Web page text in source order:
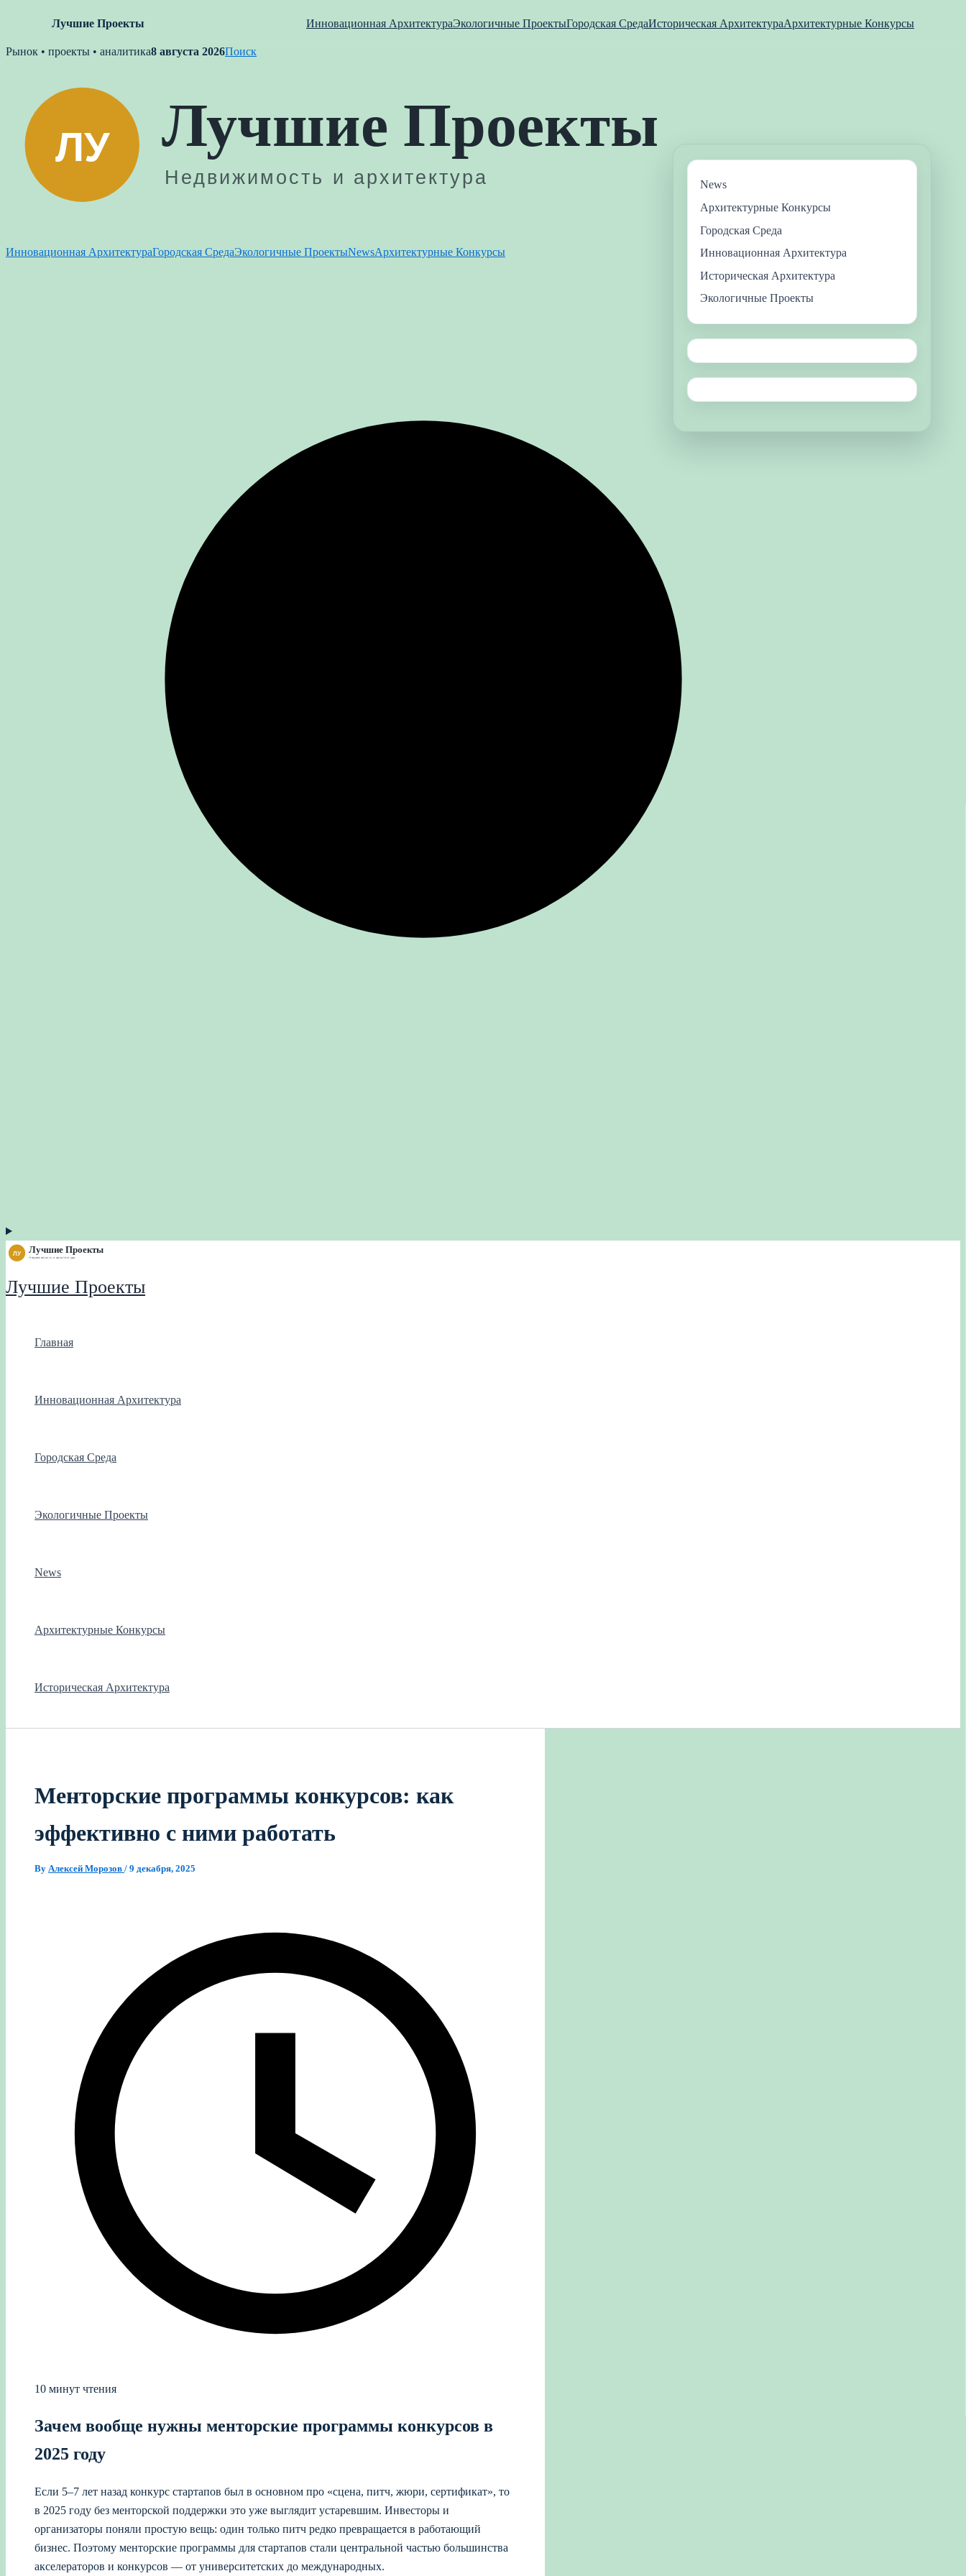
Лучшие Проекты Инновационная АрхитектураЭкологичные ПроектыГородская СредаИсторическая АрхитектураАрхитектурные Конкурсы
Skip
Рынок • проекты • аналитика8 августа 2026Поиск
Инновационная АрхитектураГородская СредаЭкологичные ПроектыNewsАрхитектурные Конкурсы
Лучшие Проекты
Главная
Инновационная Архитектура
Городская Среда
Экологичные Проекты
News
Архитектурные Конкурсы
Историческая Архитектура
Менторские программы конкурсов: как
эффективно с ними работать
By Алексей Морозов / 9 декабря, 2025
10 минут чтения
Зачем вообще нужны менторские программы конкурсов в
2025 году
Если 5–7 лет назад конкурс стартапов был в основном про «сцена, питч, жюри, сертификат», то
в 2025 году без менторской поддержки это уже выглядит устаревшим. Инвесторы и
организаторы поняли простую вещь: один только питч редко превращается в работающий
бизнес. Поэтому менторские программы для стартапов стали центральной частью большинства
акселераторов и конкурсов — от университетских до международных.
News
Архитектурные Конкурсы
Городская Среда
Инновационная Архитектура
Историческая Архитектура
Экологичные Проекты